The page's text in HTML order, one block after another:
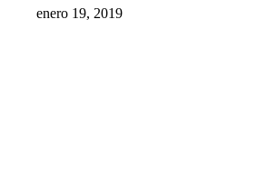
enero 19, 2019